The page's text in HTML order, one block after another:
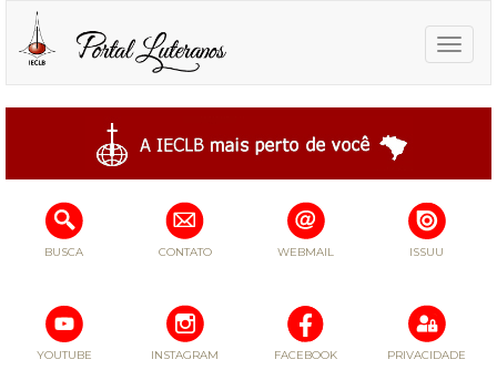
Toggle
BUSCA CONTATO WEBMAIL ISSUU
YOUTUBE INSTAGRAM FACEBOOK PRIVACIDADE